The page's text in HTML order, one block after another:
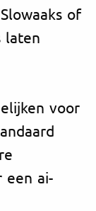
of
laten
voor
een ai-